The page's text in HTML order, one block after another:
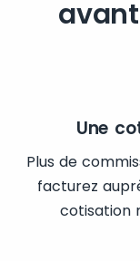
Une
Plus de
facturez
cotisation